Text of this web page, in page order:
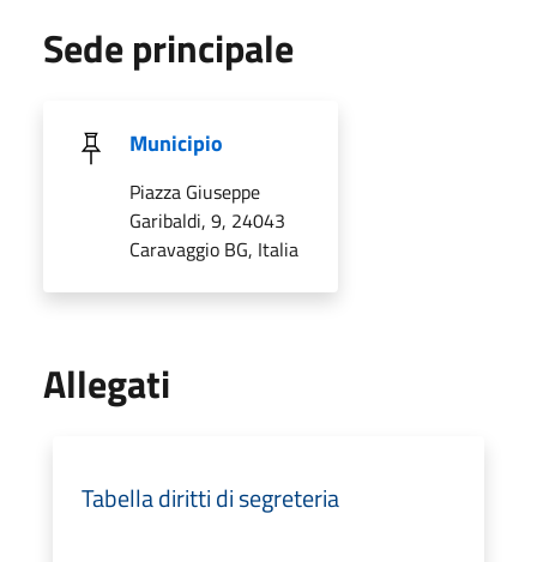
Sede principale
Municipio
Piazza Giuseppe
Garibaldi, 9, 24043
Caravaggio BG, Italia
Allegati
Tabella diritti di segreteria